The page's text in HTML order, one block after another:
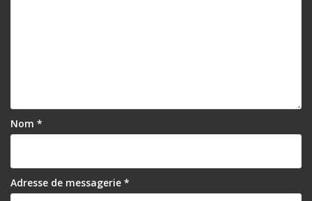
Nom *
Adresse de messagerie *